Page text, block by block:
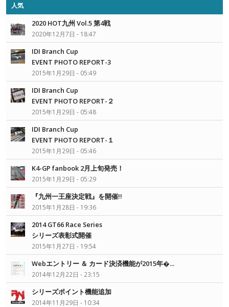
人気
2020 HOT九州 Vol.5 第4戦
2020年12月7日 - 18:47
IDI Branch Cup
EVENT PHOTO REPORT-3
2015年1月29日 - 05:49
IDI Branch Cup
EVENT PHOTO REPORT-２
2015年1月29日 - 05:48
IDI Branch Cup
EVENT PHOTO REPORT-１
2015年1月29日 - 05:46
K4-GP fanbook 2月上旬発売！
2015年1月29日 - 05:29
『九州一王座決定戦』を開催!!
2015年1月28日 - 19:36
2014 GT66 Race Series
シリーズ表彰式開催
2015年1月27日 - 19:54
Webエントリー ＆ カード決済機能が2015年�...
2014年12月22日 - 23:15
シリーズポイント機能追加
2014年11月29日 - 10:34